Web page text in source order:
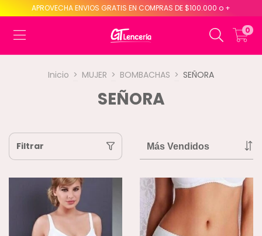
APROVECHA ENVIOS GRATIS EN COMPRAS DE $100.000 o +
0
Inicio > MUJER > BOMBACHAS > SEÑORA
SEÑORA
Filtrar